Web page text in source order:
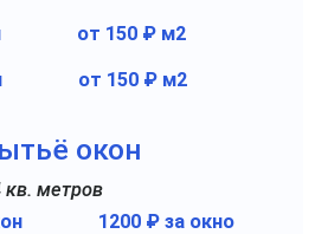
от 150 ₽ м2
от 150 ₽ м2
окон
метров
1200 ₽ за окно